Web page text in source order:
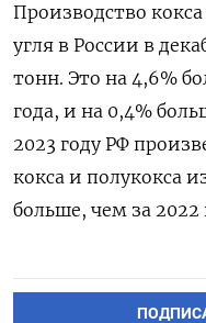
Производство
угля в России в
тонн. Это на 4,6%
года, и на 0,4%
2023 году РФ
кокса и полукокса
больше, чем за